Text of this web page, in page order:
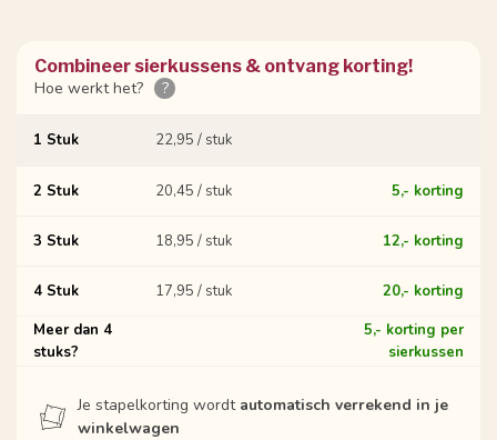
Combineer sierkussens & ontvang korting!
Hoe werkt het?
?
1 Stuk 22,95 / stuk
2 Stuk 20,45 / stuk 5,- korting
3 Stuk 18,95 / stuk 12,- korting
4 Stuk 17,95 / stuk
20,- korting
Meer dan 4
stuks?
5,- korting per
sierkussen
Je stapelkorting wordt automatisch verrekend in je
winkelwagen